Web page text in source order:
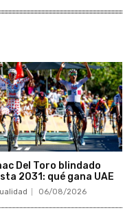
Del Toro blindado
2031: qué gana UAE
06/08/2026